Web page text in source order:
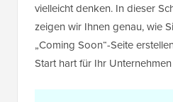
vielleicht denken. In dieser
zeigen wir Ihnen genau, wie
„Coming Soon“-Seite
Start hart für Ihr